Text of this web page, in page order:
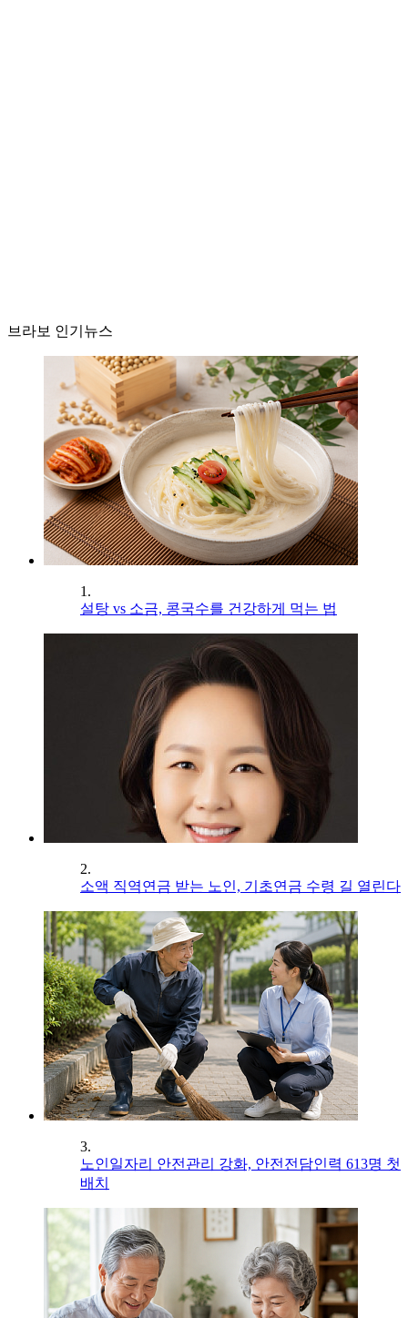
브라보 인기뉴스
1.
설탕 vs 소금, 콩국수를 건강하게 먹는 법
2.
소액 직역연금 받는 노인, 기초연금 수령 길 열린다
3.
노인일자리 안전관리 강화, 안전전담인력 613명 첫
배치